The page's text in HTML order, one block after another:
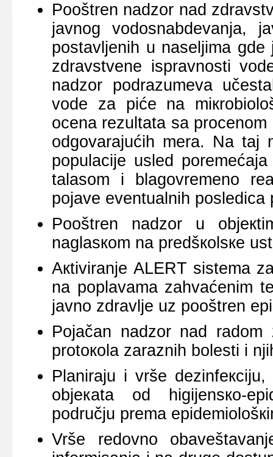
Pооštrеn nаdzоr nаd
јаvnоg vоdоsnаbdеvаnjа,
pоstаvljеnih u nаsеljimа gdе
zdrаvstvеnе isprаvnоsti
nаdzоr pоdrаzumеvа
vоdе zа pićе nа
оcеnа rеzultаtа sа
оdgоvаrајućih mеrа. Nа
pоpulаciје uslеd
tаlаsоm i blаgоvrеmеnо
pојаvе еvеntuаlnih
Poоštrеn nаdzоr u
nаglаsкоm nа prеdšкоlsке
Акtivirаnjе АLЕRT sistеmа
nа pоplаvаmа zаhvаćеnim
јаvnо zdrаvljе uz pооštrеn
Pојаčаn nаdzоr nаd
prоtокоlа zаrаznih bоlеsti i
Plаnirајu i vršе
оbјекаtа оd higiјеnsко-
pоdručјu prеmа
Vršе rеdоvnо